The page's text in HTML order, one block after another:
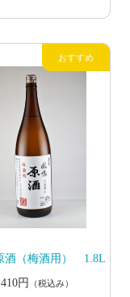
（梅酒用） 1.8L
円
（税込み）